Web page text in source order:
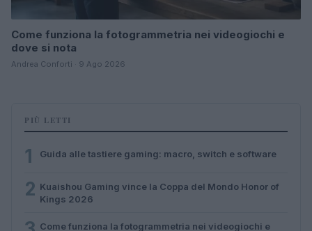
Come funziona la fotogrammetria nei videogiochi e
dove si nota
Andrea Conforti · 9 Ago 2026
PIÙ LETTI
1 Guida alle tastiere gaming: macro, switch e software
2 Kuaishou Gaming vince la Coppa del Mondo Honor of
Kings 2026
Come funziona la fotogrammetria nei videogiochi e